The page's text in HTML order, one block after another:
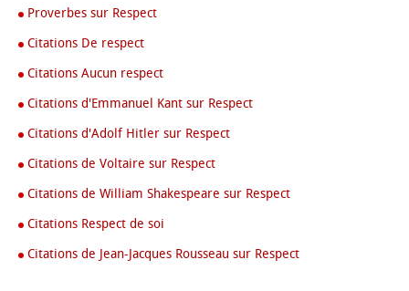
Proverbes sur Respect
Citations De respect
Citations Aucun respect
Citations d'Emmanuel Kant sur Respect
Citations d'Adolf Hitler sur Respect
Citations de Voltaire sur Respect
Citations de William Shakespeare sur Respect
Citations Respect de soi
Citations de Jean-Jacques Rousseau sur Respect